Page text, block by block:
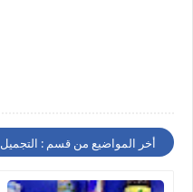
أخر المواضيع من قسم : التجميل